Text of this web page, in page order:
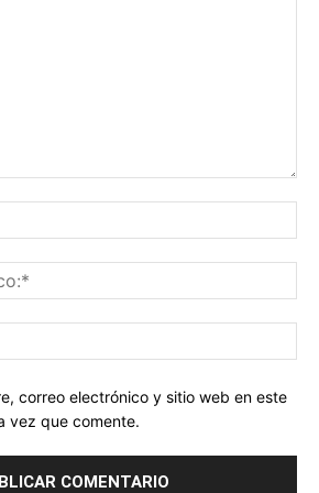
correo electrónico y sitio web en este
vez que comente.